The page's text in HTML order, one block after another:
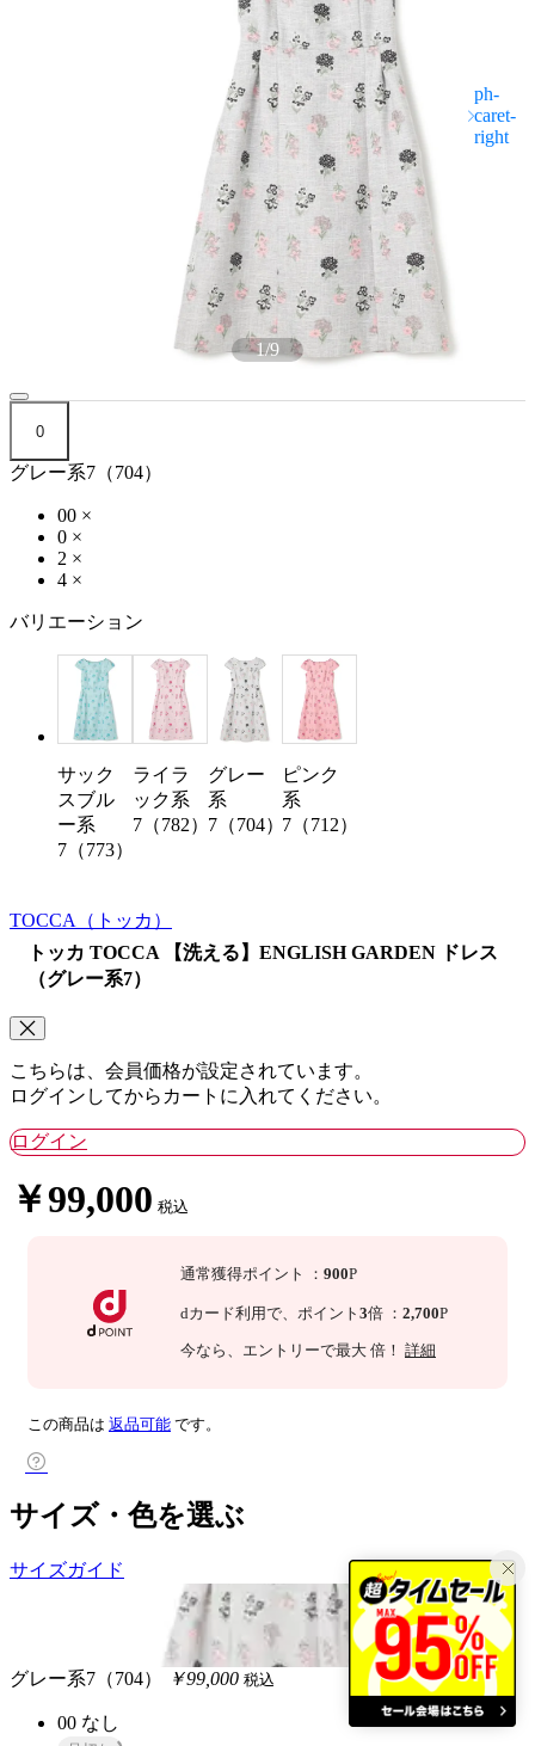
1/9
0
グレー系7（704）
00 ×
0 ×
2 ×
4 ×
バリエーション
サック
スブル
ー系
7（773）
ライラ
ック系
7（782）
グレー
系
7（704）
ピンク
系
7（712）
TOCCA
（トッカ）
トッカ TOCCA 【洗える】ENGLISH GARDEN ドレス
（グレー系7）
こちらは、会員価格が設定されています。
ログインしてからカートに入れてください。
ログイン
￥99,000 税込
通常獲得ポイント ： 900P
dカード利用で、 ポイント 3倍 ： 2,700P
今なら 、エントリーで最大 倍！ 詳細
この商品は 返品可能 です。
サイズ・色を選ぶ
サイズガイド
グレー系7（704） ￥99,000 税込
00 なし